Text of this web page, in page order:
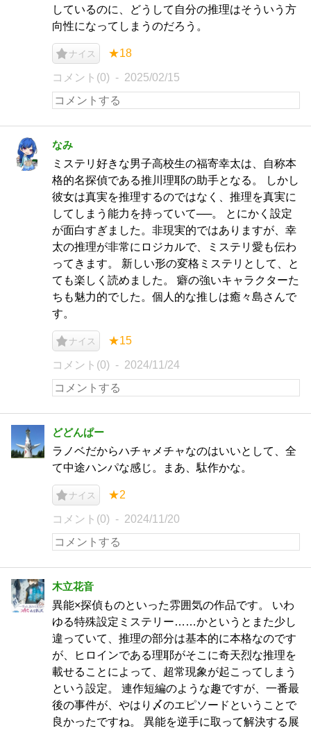
しているのに、どうして自分の推理はそういう方
向性になってしまうのだろう。
ナイス ★18
コメント(0) 2025/02/15
なみ
ミステリ好きな男子高校生の福寄幸太は、自称本
格的名探偵である推川理耶の助手となる。 しかし
彼女は真実を推理するのではなく、推理を真実に
してしまう能力を持っていて──。 とにかく設定
が面白すぎました。非現実的ではありますが、幸
太の推理が非常にロジカルで、ミステリ愛も伝わ
ってきます。 新しい形の変格ミステリとして、と
ても楽しく読めました。 癖の強いキャラクターた
ちも魅力的でした。個人的な推しは癒々島さんで
す。
ナイス ★15
コメント(0) 2024/11/24
どどんぱー
ラノベだからハチャメチャなのはいいとして、全
て中途ハンパな感じ。まあ、駄作かな。
ナイス ★2
コメント(0) 2024/11/20
木立花音
異能×探偵ものといった雰囲気の作品です。 いわ
ゆる特殊設定ミステリー……かというとまた少し
違っていて、推理の部分は基本的に本格なのです
が、ヒロインである理耶がそこに奇天烈な推理を
載せることによって、超常現象が起こってしまう
という設定。 連作短編のような趣ですが、一番最
後の事件が、やはり〆のエピソードということで
良かったですね。 異能を逆手に取って解決する展